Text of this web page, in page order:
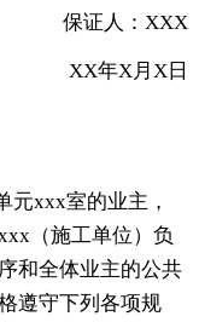
保证人：XXX
XX年X月X日
xxx室的业主，
（施工单位）负
和全体业主的公共
遵守下列各项规